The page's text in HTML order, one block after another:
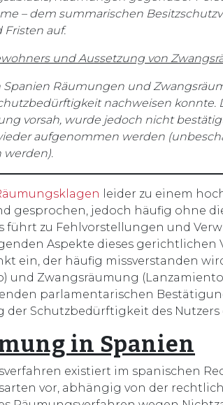
– dem summarischen
auf.
und Aussetzung von
Räumungen und
nachweisen konnte.
vorsah, wurde jedoch nicht
aufgenommen werden
werden).
leider zu einem
gesprochen, jedoch häufig ohne
führt zu Fehlvorstellungen und
Aspekte dieses gerichtlichen
ein, der häufig missverstanden
und Zwangsräumung
parlamentarischen
der Schutzbedürftigkeit des
in Spanien
existiert im spanischen
vor, abhängig von der